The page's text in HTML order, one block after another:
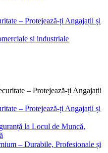
– Protejează-ți Angajații și
si industriale
– Protejează-ți Angajații și
la Locul de Muncă,
– Durabile, Profesionale și